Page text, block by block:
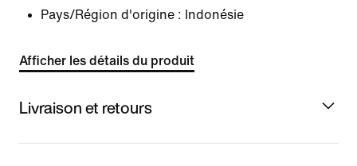
Pays/Région d'origine : Indonésie
Afficher les détails du produit
Livraison et retours